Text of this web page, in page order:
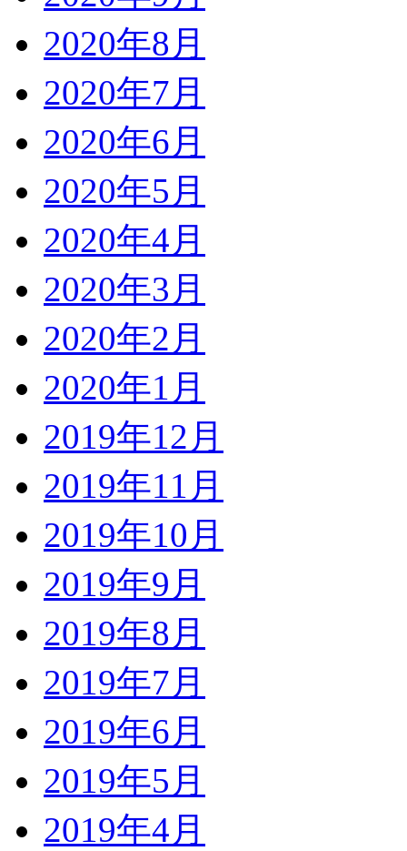
2020年8月
2020年7月
2020年6月
2020年5月
2020年4月
2020年3月
2020年2月
2020年1月
2019年12月
2019年11月
2019年10月
2019年9月
2019年8月
2019年7月
2019年6月
2019年5月
2019年4月